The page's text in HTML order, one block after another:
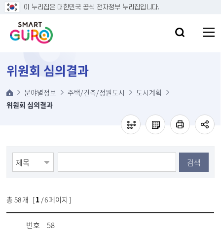
본문 바로가기
이 누리집은 대한민국 공식 전자정부 누리집입니다.
위원회 심의결과
분야별정보 주택/건축/정원도시
도시계획
위원회 심의결과
검색
총 58개 [1/ 6 페이지 ]
번호
58